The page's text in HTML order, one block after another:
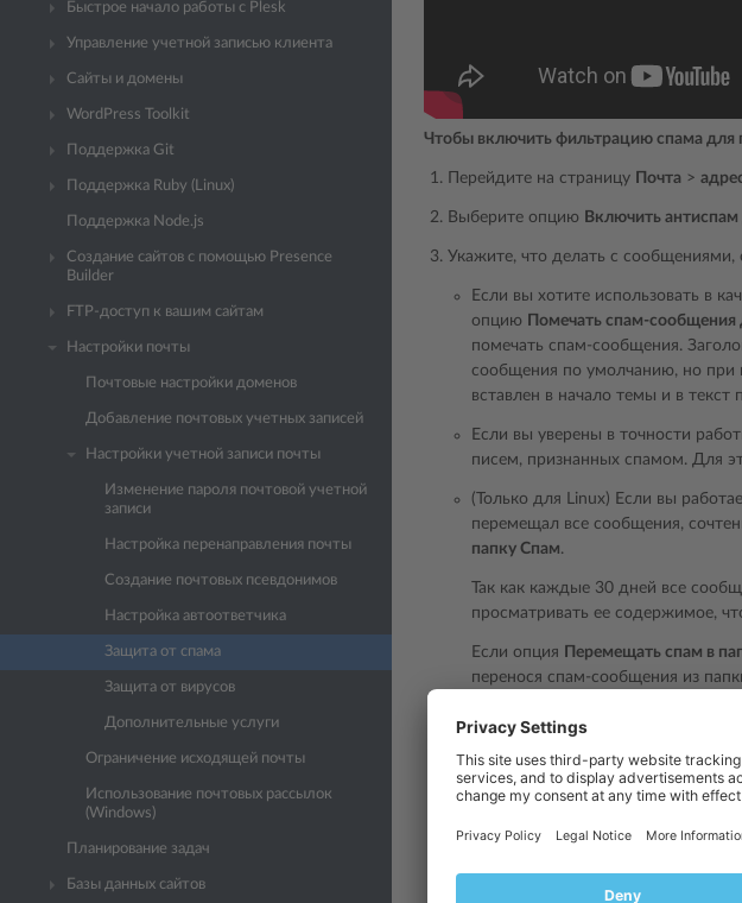
Быстрое начало работы с Plesk
Управление учетной записью клиента
Сайты и домены
WordPress Toolkit
Поддержка Git
Поддержка Ruby (Linux)
Поддержка Node.js
Создание сайтов с помощью Presence
Builder
FTP-доступ к вашим сайтам
Настройки почты
Почтовые настройки доменов
Добавление почтовых учетных записей
Настройки учетной записи почты
Изменение пароля почтовой учетной
записи
Настройка перенаправления почты
Создание почтовых псевдонимов
Настройка автоответчика
Защита от спама
Защита от вирусов
Дополнительные услуги
Ограничение исходящей почты
Использование почтовых рассылок
(Windows)
Планирование задач
Базы данных сайтов
Чтобы включить фильтрацию спама для
Перейдите на страницу Почта >
Выберите опцию Включить
Укажите, что делать с сообщениями,
Если вы хотите использовать в
опцию
Помечать спам-
помечать спам-сообщения.
сообщения по умолчанию, но при
вставлен в начало темы и в текст
Если вы уверены в точности
писем, признанных спамом. Для
(Только для Linux) Если вы
перемещал все сообщения,
папку Спам.
Так как каждые 30 дней все
просматривать ее содержимое,
Если опция Перемещать спам в
перенося спам-сообщения из
Если антиспам пропускает много
чувствительность фильтра. Для
полеЧувствительность антиспама.
Значение по умолчанию 7 в
уменьшите чувствительность на
не уменьшится, уменьшите